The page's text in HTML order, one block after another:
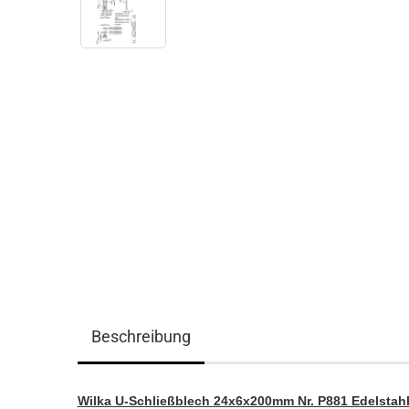
Beschreibung
Wilka U-Schließblech 24x6x200mm Nr. P881 Edelstahl